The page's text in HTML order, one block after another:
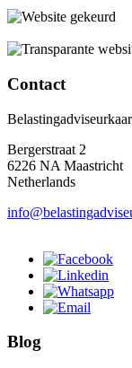
Contact
Bergerstraat 2
6226 NA Maastricht
Netherlands
Blog